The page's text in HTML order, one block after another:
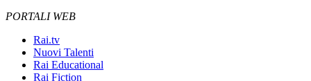
PORTALI WEB
Rai.tv
Nuovi Talenti
Rai Educational
Rai Fiction